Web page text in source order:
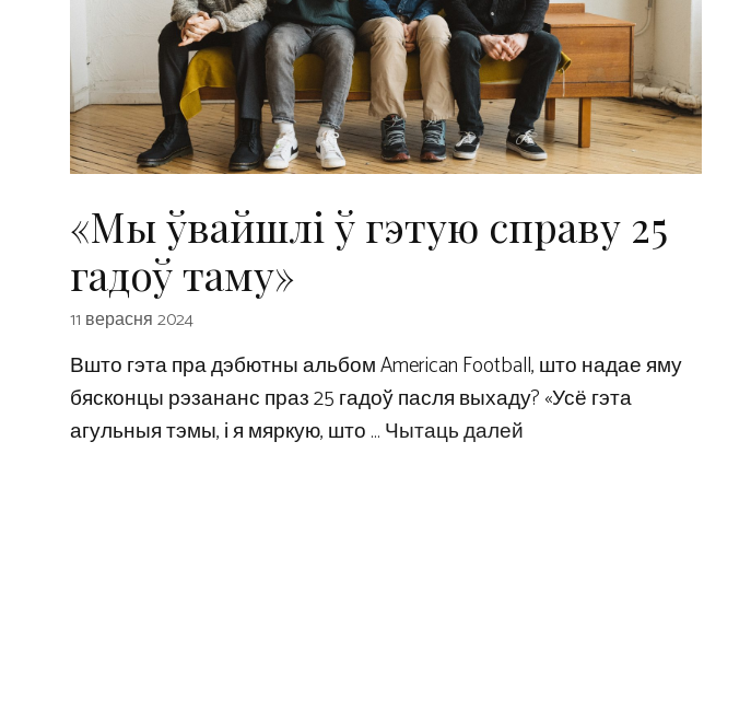
«Мы ўвайшлі ў гэтую справу 25
гадоў таму»
11 верасня 2024
Вшто гэта пра дэбютны альбом American Football, што надае яму
бясконцы рэзананс праз 25 гадоў пасля выхаду? «Усё гэта
агульныя тэмы, і я мяркую, што …Чытаць далей